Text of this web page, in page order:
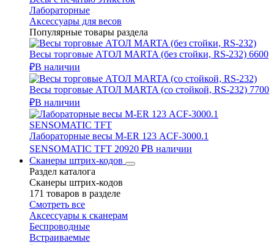
Лабораторные
Аксессуары для весов
Популярные товары раздела
Весы торговые АТОЛ MARTA (без стойки, RS-232) 6600
₽В наличии
Весы торговые АТОЛ MARTA (со стойкой, RS-232) 7700
₽В наличии
Лабораторные весы M-ER 123 АCF-3000.1
SENSOMATIC TFT 20920 ₽В наличии
Сканеры штрих-кодов
Раздел каталога
Сканеры штрих-кодов
171 товаров в разделе
Смотреть все
Аксессуары к сканерам
Беспроводные
Встраиваемые